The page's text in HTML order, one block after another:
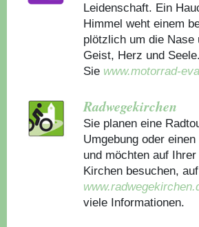
Leidenschaft. Ein
Himmel weht einem
plötzlich um die Nase
Geist, Herz und
Sie www.motorrad-
Radwegekirchen
Sie planen eine
Umgebung oder
und möchten auf
Kirchen besuchen, auf
viele Informationen.